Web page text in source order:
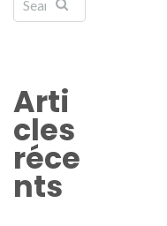
Arti
cles
réce
nts